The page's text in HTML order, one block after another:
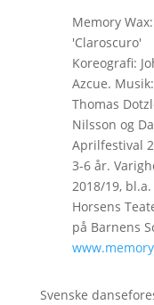
Memory Wax:
'Claroscuro'
Koreografi:
Azcue.
Thomas
Nilsson og
Aprilfestival
3-6 år.
2018/19,
Horsens
på Barnens
Svenske